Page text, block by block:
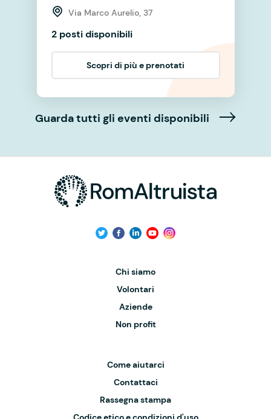
Via Marco Aurelio, 37
2 posti disponibili
Scopri di più e prenotati
Guarda tutti gli eventi disponibili
Chi siamo
Volontari
Aziende
Non profit
Come aiutarci
Contattaci
Rassegna stampa